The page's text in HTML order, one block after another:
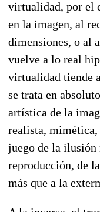
virtualidad, por el
en la imagen, al
dimensiones, o al
vuelve a lo real
virtualidad tiende
se trata en
artística de la
realista, mimética,
juego de la ilusión
reproducción, de
más que a la